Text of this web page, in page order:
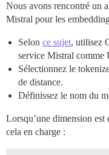
Nous avons rencontré un
Mistral pour les
Selon ce sujet, utilisez
service Mistral comme
Sélectionnez le
de distance.
Définissez le nom du
Lorsqu’une dimension est
cela en charge :